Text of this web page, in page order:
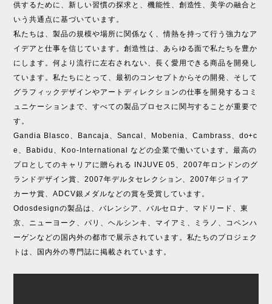
供するために、新しい習慣の探求と、機能性、創造性、美学の融合と
いう共通点に基づいています。
私たちは、製品の規模や場所に関係なく、情熱を持って行う強力なア
イデアと仕事を信じています。創造性は、あらゆる面で私たちを豊か
にします。何より流行に左右されない、長く愛用できる商品を開発し
ています。私たちにとって、最初のコンセプトからその開発、そして
グラフィックデザインやアートディレクションの仕事を開発するコミ
ュニケーションまで、すべての製品プロセスに関与することが重要で
す。
Gandia Blasco、Bancaja、Sancal、Mobenia、Cambrass、do+c
e、Babidu、Koo-International などの企業で働いています。最高の
プロとしてのキャリアに贈られる INJUVE 05、2007年ロンドンのグ
ランドデザイン賞、2007年デルタセレクション、2007年ジョイア
カーサ賞、ADCV銀メダルなどの賞を受賞しています。
Odosdesignの製品は、バレンシア、バルセロナ、マドリード、東
京、ニューヨーク、パリ、ヘルシンキ、マイアミ、ミラノ、コペンハ
ーゲンなどの国内外の都市で展示されています。私たちのプロジェク
トは、国内外の専門誌に掲載されています。